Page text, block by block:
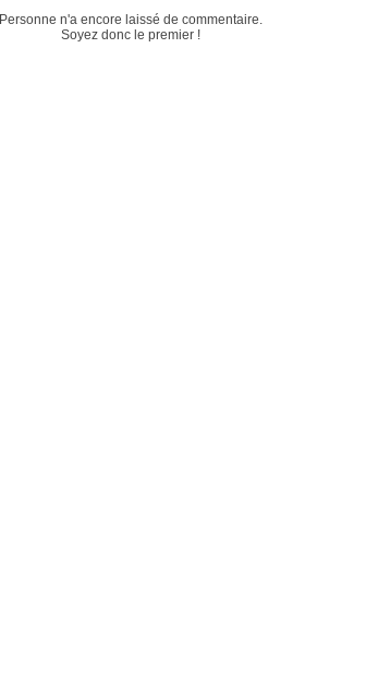
Personne n'a encore laissé de commentaire.
Soyez donc le premier !